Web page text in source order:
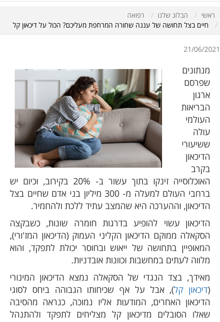
ראשי הבלוג שלנו
רפואה
חיים בצל תחושה של עננה שחורה המרחפת מעליכם? הכול על דיכאון קל
21/06/2021
מנתונים
שפרסם
ארגון
הבריאות
העולמי
עולה
ששיעורי
הדיכאון
בקרב
האוכלוסייה זינקו בתוך עשור ב- 20% בקירוב, וכיום יש
ברחבי העולם למעלה מ- 300 מיליון בני אדם שחיים בצל
הדיכאון, וההערכה היא שהמצב עתיד ללכת ולהחמיר.
הדיכאון עשוי להופיע בדרגות חומרה שונות, כשבקצה
הסקאלה ממוקם הדיכאון הקליני העמוק (הדיכאון המז'ורי),
המאופיין בתחושה של ייאוש ובחוסר יכולת לתפקד, והוא
מלווה לעתים במחשבות וכוונות אובדניות.
מאידך, בצד הנגדי של הסקאלה נמצא הדיכאון המינורי
(דיכאון קל), אבל על אף שכיחותו הגבוהה ביחס לסוגי
הדיכאון האחרים, המודעות אליו נמוכה, כנראה מהסיבה
שאלו הסובלים מדיכאון קל מצליחים לתפקד ולהתנהל